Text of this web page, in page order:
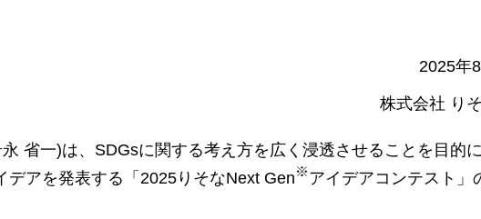
2025年
株式会社 り
省一)は、SDGsに関する考え方を広く浸透させることを目的
アを発表する「2025りそなNext Gen※アイデアコンテスト」